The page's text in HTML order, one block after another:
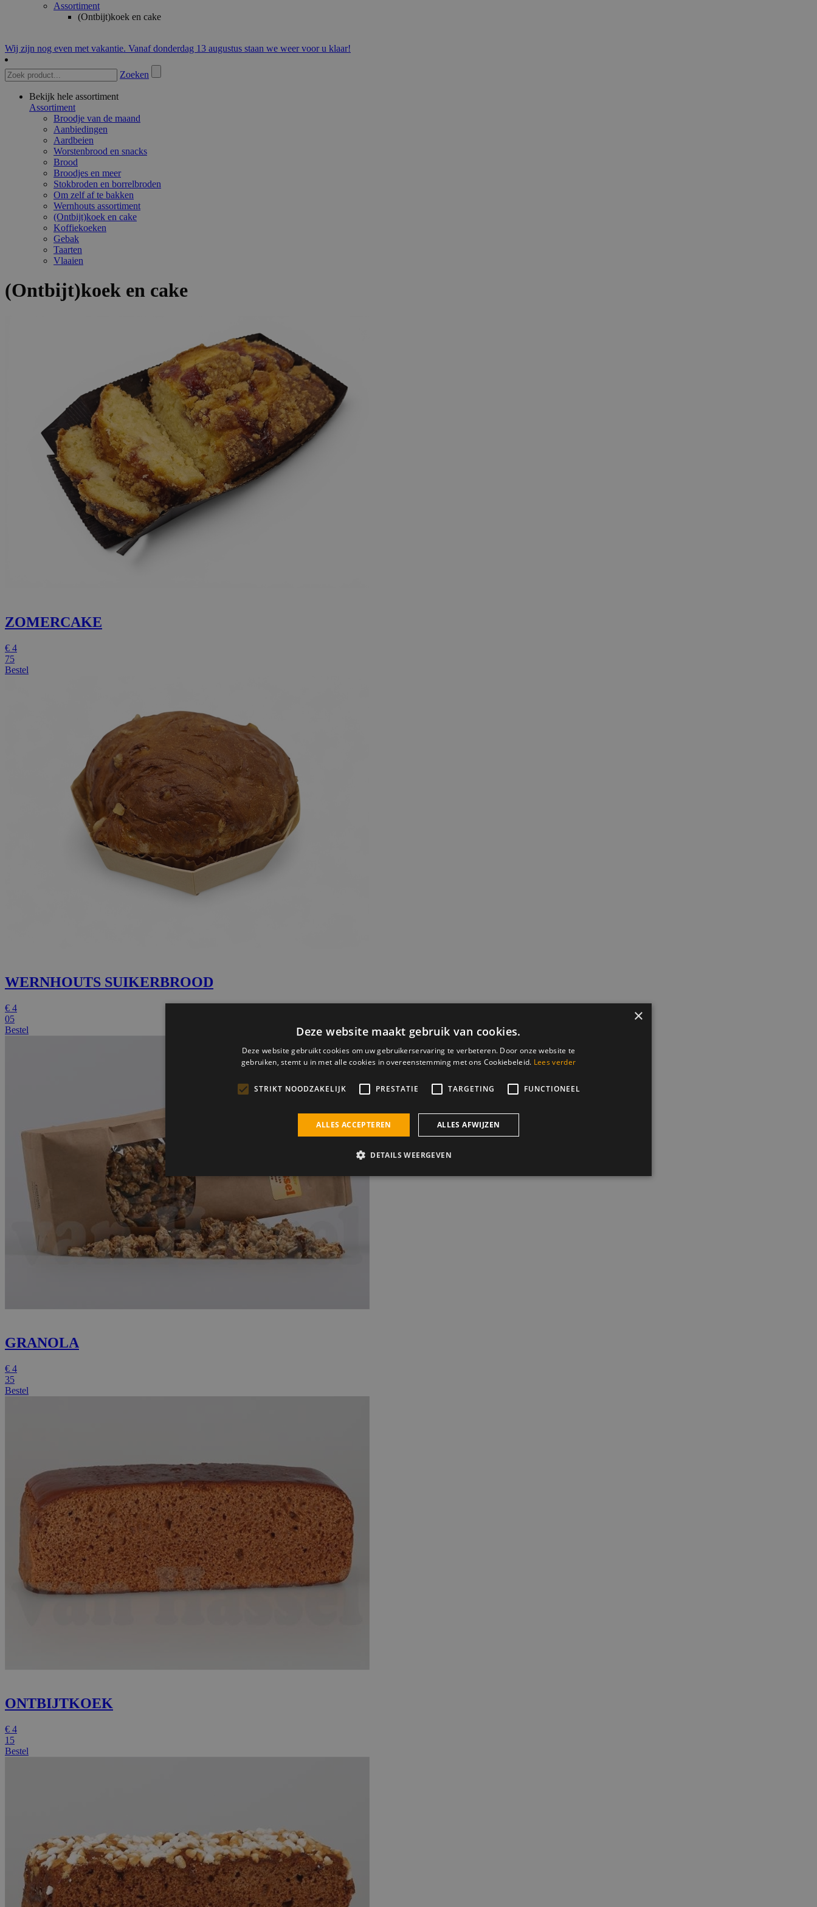
Assortiment
(Ontbijt)koek en cake
Wij zijn nog even met vakantie. Vanaf donderdag 13 augustus staan we weer voor u klaar!
Zoeken
Bekijk hele assortiment
Assortiment
Broodje van de maand
Aanbiedingen
Aardbeien
Worstenbrood en snacks
Brood
Broodjes en meer
Stokbroden en borrelbroden
Om zelf af te bakken
Wernhouts assortiment
(Ontbijt)koek en cake
Koffiekoeken
Gebak
Taarten
Vlaaien
(Ontbijt)koek en cake
ZOMERCAKE
€ 4
75
Bestel
WERNHOUTS SUIKERBROOD
€ 4
05
Bestel
GRANOLA
€ 4
35
Bestel
ONTBIJTKOEK
€ 4
15
Bestel